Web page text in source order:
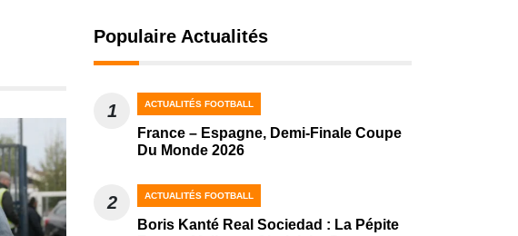
Populaire Actualités
1 ACTUALITÉS FOOTBALL
France – Espagne, Demi-Finale Coupe
Du Monde 2026
2 ACTUALITÉS FOOTBALL
Boris Kanté Real Sociedad : La Pépite